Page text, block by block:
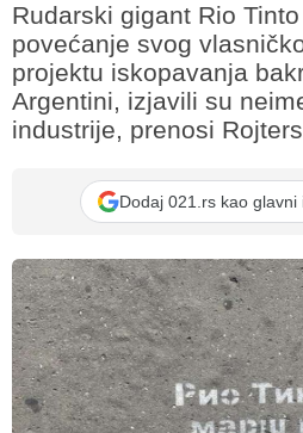
Rudarski gigant Rio
povećanje svog
projektu iskopavanja
Argentini, izjavili su
industrije, prenosi
Dodaj 021.rs kao